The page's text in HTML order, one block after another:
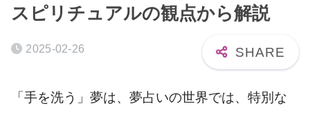
スピリチュアルの観点から解説
2025-02-26
「手を洗う」夢は、夢占いの世界では、特別な